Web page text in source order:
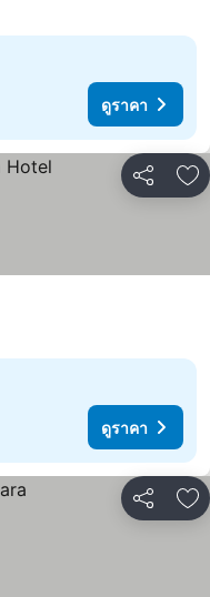
ดูราคา
แชร์ เ
ดูราคา
แชร์ เ